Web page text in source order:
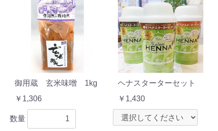
御用蔵 玄米味噌 1kg
￥1,306
数量
ヘナスターターセット
￥1,430